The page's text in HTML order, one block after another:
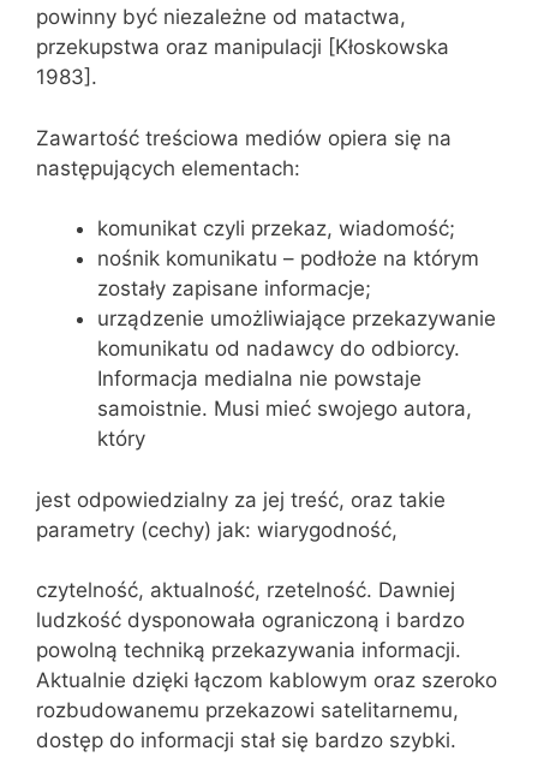
powinny być niezależne od matactwa,
przekupstwa oraz manipulacji [Kłoskowska
1983].
Zawartość treściowa mediów opiera się na
następujących elementach:
komunikat czyli przekaz, wiadomość;
nośnik komunikatu – podłoże na którym
zostały zapisane informacje;
urządzenie umożliwiające przekazywanie
komunikatu od nadawcy do odbiorcy.
Informacja medialna nie powstaje
samoistnie. Musi mieć swojego autora,
który
jest odpowiedzialny za jej treść, oraz takie
parametry (cechy) jak: wiarygodność,
czytelność, aktualność, rzetelność. Dawniej
ludzkość dysponowała ograniczoną i bardzo
powolną techniką przekazywania informacji.
Aktualnie dzięki łączom kablowym oraz szeroko
rozbudowanemu przekazowi satelitarnemu,
dostęp do informacji stał się bardzo szybki.